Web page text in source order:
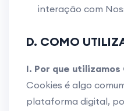
interação com
D. COMO
I. Por que utilizamos
Cookies é algo
plataforma digital,